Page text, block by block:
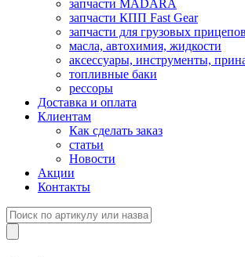
запчасти MADARA
запчасти КПП Fast Gear
запчасти для грузовых прицепов
масла, автохимия, жидкости
аксессуары, инструменты,
топливные баки
рессоры
Доставка и оплата
Клиентам
Как сделать заказ
статьи
Новости
Акции
Контакты